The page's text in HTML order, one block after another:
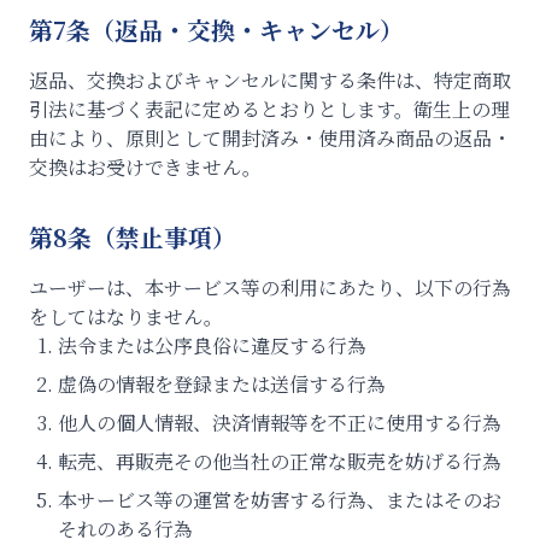
第7条（返品・交換・キャンセル）
返品、交換およびキャンセルに関する条件は、特定商取
引法に基づく表記に定めるとおりとします。衛生上の理
由により、原則として開封済み・使用済み商品の返品・
交換はお受けできません。
第8条（禁止事項）
ユーザーは、本サービス等の利用にあたり、以下の行為
をしてはなりません。
法令または公序良俗に違反する行為
虚偽の情報を登録または送信する行為
他人の個人情報、決済情報等を不正に使用する行為
転売、再販売その他当社の正常な販売を妨げる行為
本サービス等の運営を妨害する行為、またはそのお
それのある行為